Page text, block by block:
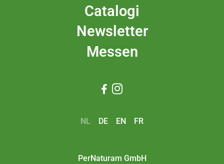
Catalogi
Newsletter
Messen
 
NL DE EN FR
PerNaturam GmbH